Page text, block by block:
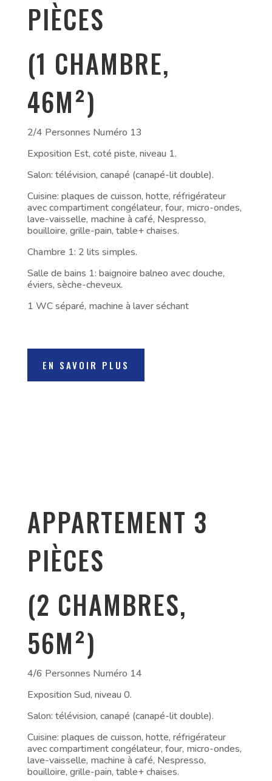
PIÈCES
(1 CHAMBRE,
46M²)
2/4 Personnes Numéro 13
Exposition Est, coté piste, niveau 1.
Salon: télévision, canapé (canapé-lit double).
Cuisine: plaques de cuisson, hotte, réfrigérateur
avec compartiment congélateur, four, micro-ondes,
lave-vaisselle, machine à café, Nespresso,
bouilloire, grille-pain, table+ chaises.
Chambre 1: 2 lits simples.
Salle de bains 1: baignoire balneo avec douche,
éviers, sèche-cheveux.
1 WC séparé, machine à laver séchant
EN SAVOIR PLUS
APPARTEMENT 3
PIÈCES
(2 CHAMBRES,
56M²)
4/6 Personnes Numéro 14
Exposition Sud, niveau 0.
Salon: télévision, canapé (canapé-lit double).
Cuisine: plaques de cuisson, hotte, réfrigérateur
avec compartiment congélateur, four, micro-ondes,
lave-vaisselle, machine à café, Nespresso,
bouilloire, grille-pain, table+ chaises.